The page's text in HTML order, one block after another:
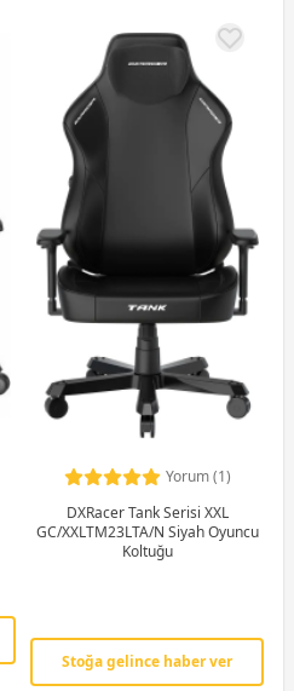
Yorum (1)
DXRacer Tank Serisi XXL
GC/XXLTM23LTA/N Siyah Oyuncu
Koltuğu
Stoğa gelince haber ver